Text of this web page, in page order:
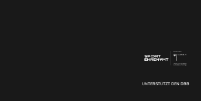
UNTERSTÜTZT DEN DBB